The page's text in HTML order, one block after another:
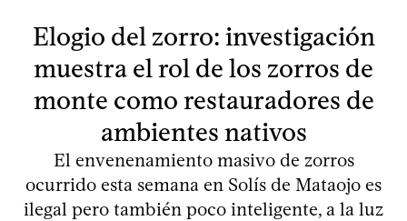
Elogio del zorro: investigación
muestra el rol de los zorros de
monte como restauradores de
ambientes nativos
El envenenamiento masivo de zorros
ocurrido esta semana en Solís de Mataojo es
ilegal pero también poco inteligente, a la luz